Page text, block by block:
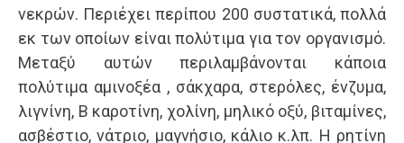
νεκρών. Περιέχει περίπου 200 συστατικά, πολλά
εκ των οποίων είναι πολύτιμα για τον οργανισμό.
Μεταξύ αυτών περιλαμβάνονται κάποια
πολύτιμα αμινοξέα , σάκχαρα, στερόλες, ένζυμα,
λιγνίνη, Β καροτίνη, χολίνη, μηλικό οξύ, βιταμίνες,
ασβέστιο, νάτριο, μαγνήσιο, κάλιο κ.λπ. Η ρητίνη